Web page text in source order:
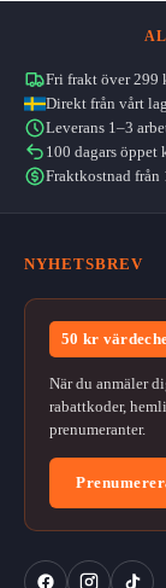
Fri frakt över 299
Direkt från vårt
Leverans 1–3
100 dagars öppet
Fraktkostnad från
NYHETSBREV
50 kr
När du anmäler
rabattkoder,
prenumeranter.